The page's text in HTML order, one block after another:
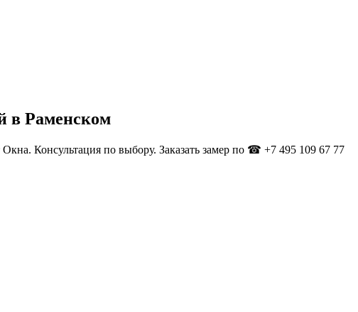
в Раменском
Консультация по выбору. Заказать замер по ☎ +7 495 109 67 77